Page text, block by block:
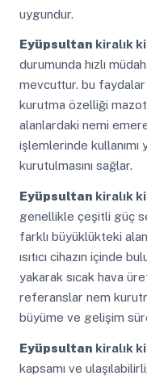
uygundur.
Eyüpsultan kiralık
durumunda hızlı
mevcuttur. bu faydalar
kurutma özelliği
alanlardaki nemi
işlemlerinde kullanımı
kurutulmasını sağlar.
Eyüpsultan kiralık
genellikle çeşitli güç
farklı büyüklükteki
ısıtıcı cihazın içinde
yakarak sıcak hava
referanslar nem
büyüme ve gelişim
Eyüpsultan kiralık
kapsamı ve